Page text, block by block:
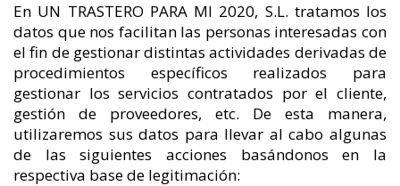
En UN TRASTERO PARA MI 2020, S.L. tratamos los
datos que nos facilitan las personas interesadas con
el fin de gestionar distintas actividades derivadas de
procedimientos específicos realizados para
gestionar los servicios contratados por el cliente,
gestión de proveedores, etc. De esta manera,
utilizaremos sus datos para llevar al cabo algunas
de las siguientes acciones basándonos en la
respectiva base de legitimación: